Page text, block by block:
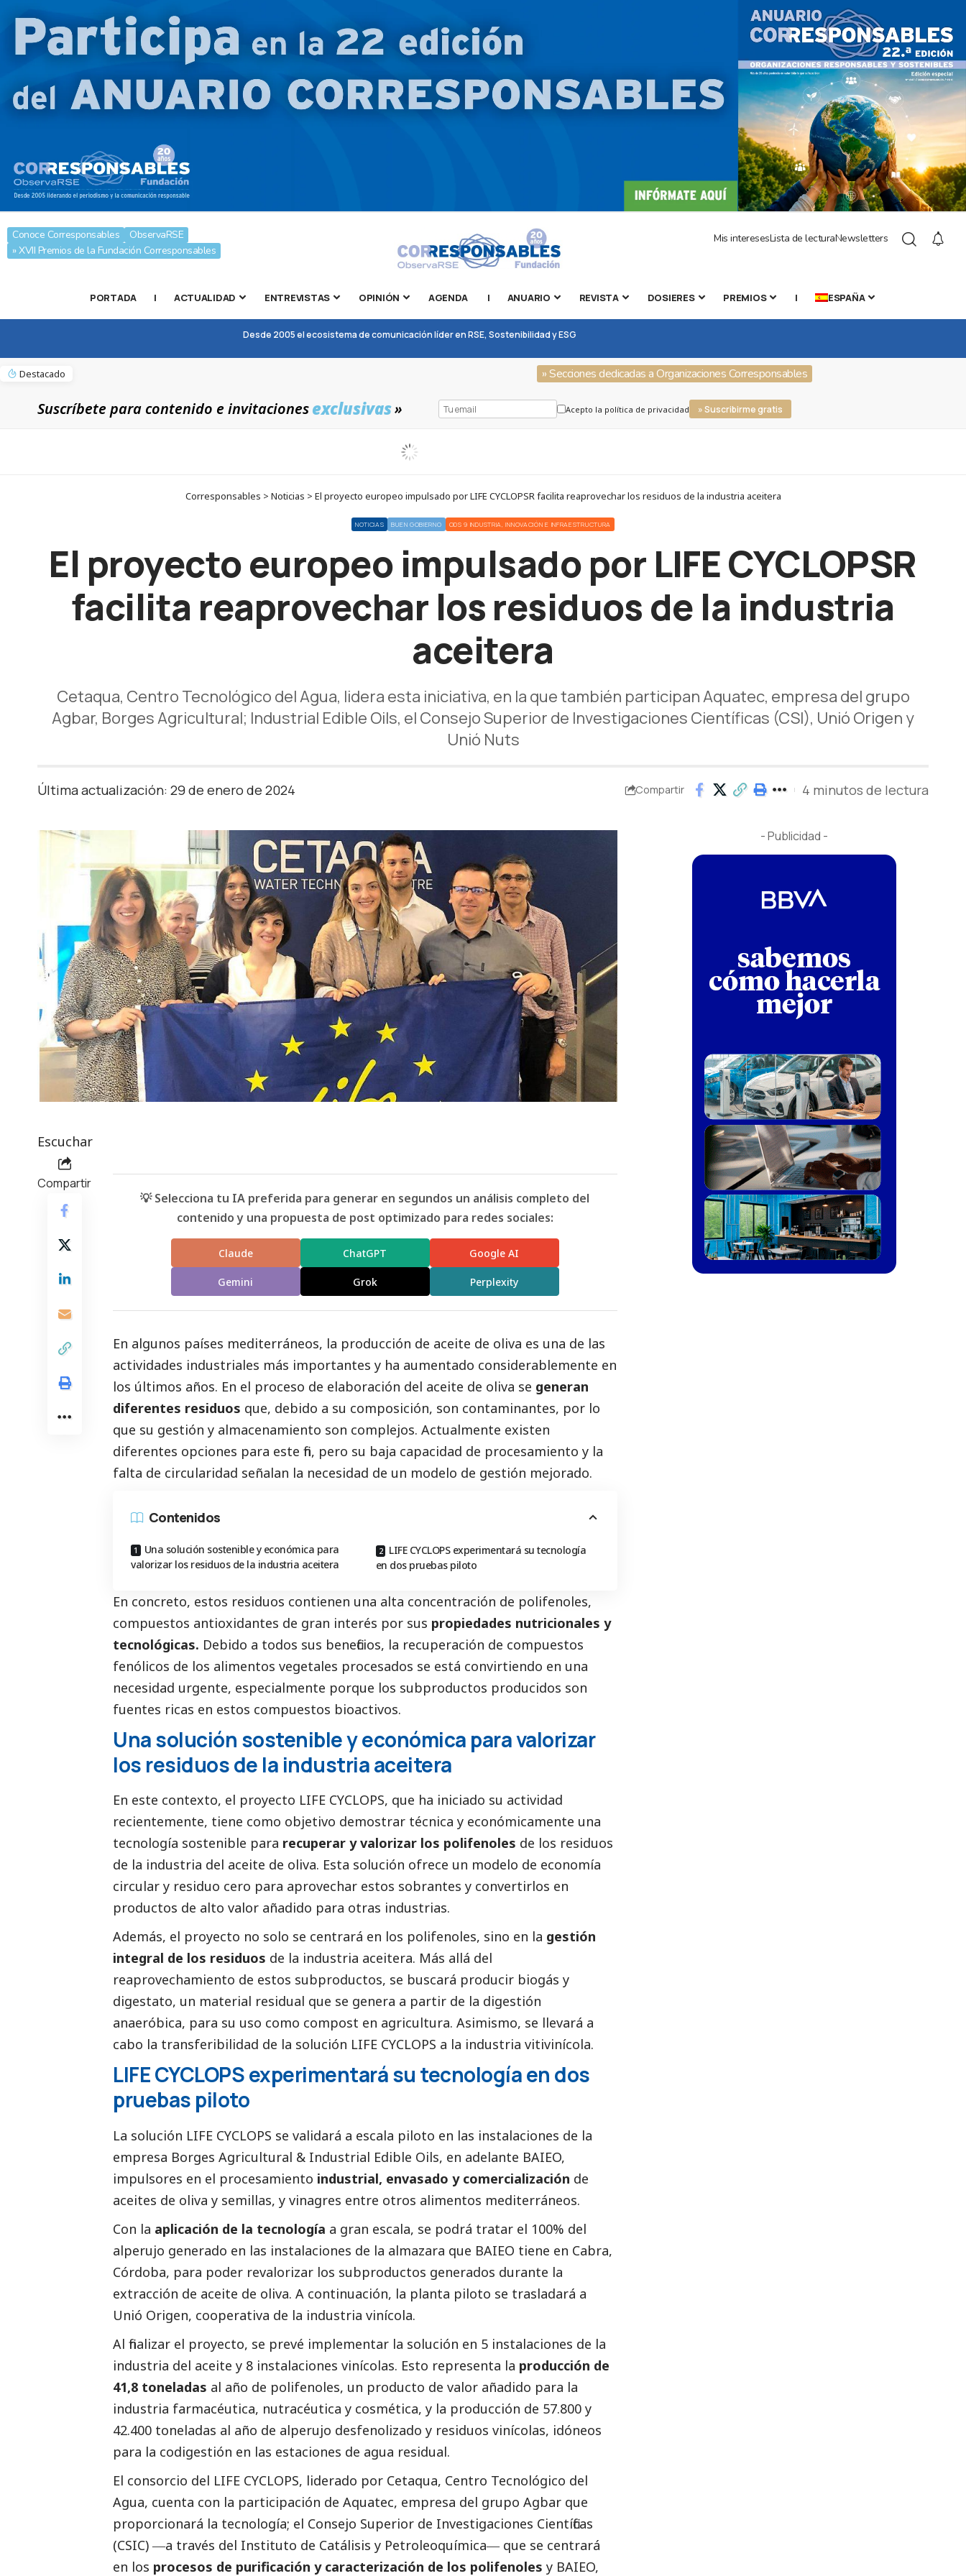
Conoce Corresponsables
ObservaRSE
» XVII Premios de la Fundación Corresponsables
Mis interesesLista de lecturaNewsletters
PORTADA | ACTUALIDAD ENTREVISTAS OPINIÓN AGENDA | ANUARIO REVISTA DOSIERES PREMIOS | ESPAÑA
Desde 2005 el ecosistema de comunicación líder en RSE, Sostenibilidad y ESG
Destacado » Secciones dedicadas a Organizaciones Corresponsables
Suscríbete para contenido e invitacionesexclusivas» Acepto la política de privacidad » Suscribirme gratis
Corresponsables > Noticias > El proyecto europeo impulsado por LIFE CYCLOPSR facilita reaprovechar los residuos de la industria aceitera
NOTICIAS BUEN GOBIERNO ODS 9 INDUSTRIA, INNOVACIÓN E INFRAESTRUCTURA
El proyecto europeo impulsado por LIFE CYCLOPSR
facilita reaprovechar los residuos de la industria
aceitera
Cetaqua, Centro Tecnológico del Agua, lidera esta iniciativa, en la que también participan Aquatec, empresa del grupo
Agbar, Borges Agricultural; Industrial Edible Oils, el Consejo Superior de Investigaciones Científicas (CSI), Unió Origen y
Unió Nuts
Última actualización: 29 de enero de 2024 Compartir 4 minutos de lectura
Escuchar
Compartir
💡 Selecciona tu IA preferida para generar en segundos un análisis completo del
contenido y una propuesta de post optimizado para redes sociales:
Claude ChatGPT Google AI
Gemini Grok Perplexity
En algunos países mediterráneos, la producción de aceite de oliva es una de las
actividades industriales más importantes y ha aumentado considerablemente en
los últimos años. En el proceso de elaboración del aceite de oliva se generan
diferentes residuos que, debido a su composición, son contaminantes, por lo
que su gestión y almacenamiento son complejos. Actualmente existen
diferentes opciones para este fin, pero su baja capacidad de procesamiento y la
falta de circularidad señalan la necesidad de un modelo de gestión mejorado.
Contenidos
Una solución sostenible y económica para
valorizar los residuos de la industria aceitera
LIFE CYCLOPS experimentará su tecnología
en dos pruebas piloto
En concreto, estos residuos contienen una alta concentración de polifenoles,
compuestos antioxidantes de gran interés por sus propiedades nutricionales y
tecnológicas. Debido a todos sus beneficios, la recuperación de compuestos
fenólicos de los alimentos vegetales procesados se está convirtiendo en una
necesidad urgente, especialmente porque los subproductos producidos son
fuentes ricas en estos compuestos bioactivos.
Una solución sostenible y económica para valorizar
los residuos de la industria aceitera
En este contexto, el proyecto LIFE CYCLOPS, que ha iniciado su actividad
recientemente, tiene como objetivo demostrar técnica y económicamente una
tecnología sostenible para recuperar y valorizar los polifenoles de los residuos
de la industria del aceite de oliva. Esta solución ofrece un modelo de economía
circular y residuo cero para aprovechar estos sobrantes y convertirlos en
productos de alto valor añadido para otras industrias.
Además, el proyecto no solo se centrará en los polifenoles, sino en la gestión
integral de los residuos de la industria aceitera. Más allá del
reaprovechamiento de estos subproductos, se buscará producir biogás y
digestato, un material residual que se genera a partir de la digestión
anaeróbica, para su uso como compost en agricultura. Asimismo, se llevará a
cabo la transferibilidad de la solución LIFE CYCLOPS a la industria vitivinícola.
LIFE CYCLOPS experimentará su tecnología en dos
pruebas piloto
La solución LIFE CYCLOPS se validará a escala piloto en las instalaciones de la
empresa Borges Agricultural & Industrial Edible Oils, en adelante BAIEO,
impulsores en el procesamiento industrial, envasado y comercialización de
aceites de oliva y semillas, y vinagres entre otros alimentos mediterráneos.
Con la aplicación de la tecnología a gran escala, se podrá tratar el 100% del
alperujo generado en las instalaciones de la almazara que BAIEO tiene en Cabra,
Córdoba, para poder revalorizar los subproductos generados durante la
extracción de aceite de oliva. A continuación, la planta piloto se trasladará a
Unió Origen, cooperativa de la industria vinícola.
Al finalizar el proyecto, se prevé implementar la solución en 5 instalaciones de la
industria del aceite y 8 instalaciones vinícolas. Esto representa la producción de
41,8 toneladas al año de polifenoles, un producto de valor añadido para la
industria farmacéutica, nutracéutica y cosmética, y la producción de 57.800 y
42.400 toneladas al año de alperujo desfenolizado y residuos vinícolas, idóneos
para la codigestión en las estaciones de agua residual.
El consorcio del LIFE CYCLOPS, liderado por Cetaqua, Centro Tecnológico del
Agua, cuenta con la participación de Aquatec, empresa del grupo Agbar que
proporcionará la tecnología; el Consejo Superior de Investigaciones Científicas
(CSIC) ―a través del Instituto de Catálisis y Petroleoquímica― que se centrará
en los procesos de purificación y caracterización de los polifenoles y BAIEO,
- Publicidad -